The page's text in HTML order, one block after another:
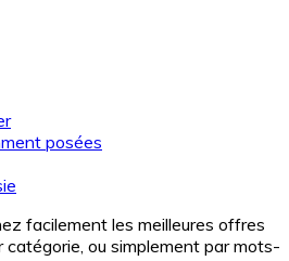
posées
facilement les meilleures offres
catégorie, ou simplement par mots-